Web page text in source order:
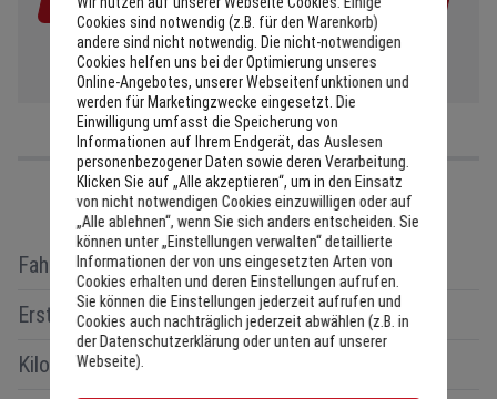
Fahrzeugtyp:
Gebrauchtwagen
Erstzulassung:
10/05/2024
Kilometerstand:
Cookies sind notwendig (z.B. für den Warenkorb)
andere sind nicht notwendig. Die nicht-notwendigen
Cookies helfen uns bei der Optimierung unseres
Online-Angebotes, unserer Webseitenfunktionen und
werden für Marketingzwecke eingesetzt. Die
Einwilligung umfasst die Speicherung von
Informationen auf Ihrem Endgerät, das Auslesen
personenbezogener Daten sowie deren Verarbeitung.
Klicken Sie auf „Alle akzeptieren“, um in den Einsatz
von nicht notwendigen Cookies einzuwilligen oder auf
„Alle ablehnen“, wenn Sie sich anders entscheiden. Sie
können unter „Einstellungen verwalten“ detaillierte
Informationen der von uns eingesetzten Arten von
Cookies erhalten und deren Einstellungen aufrufen.
Sie können die Einstellungen jederzeit aufrufen und
Cookies auch nachträglich jederzeit abwählen (z.B. in
der Datenschutzerklärung oder unten auf unserer
Webseite).